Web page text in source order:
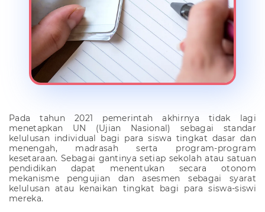
Pada tahun 2021 pemerintah akhirnya tidak lagi
menetapkan UN (Ujian Nasional) sebagai standar
kelulusan individual bagi para siswa tingkat dasar dan
menengah, madrasah serta program-program
kesetaraan. Sebagai gantinya setiap sekolah atau satuan
pendidikan dapat menentukan secara otonom
mekanisme pengujian dan asesmen sebagai syarat
kelulusan atau kenaikan tingkat bagi para siswa-siswi
mereka.